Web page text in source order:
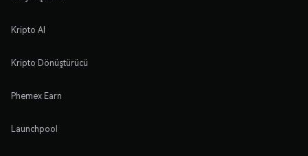
Kripto Al
Kripto Dönüştürücü
Phemex Earn
Launchpool